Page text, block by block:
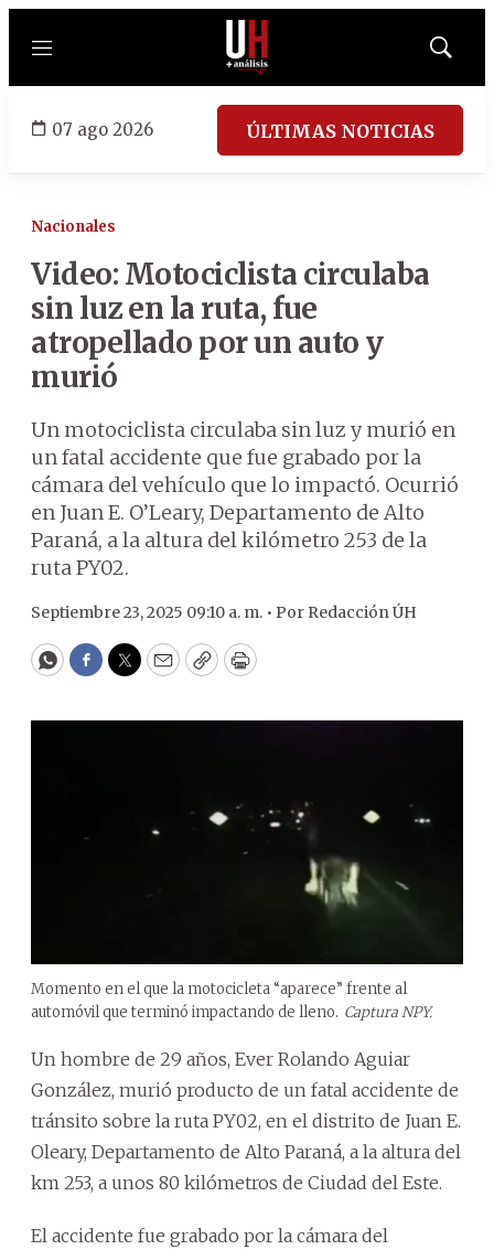
Menú
Mostrar
07 ago 2026 ÚLTIMAS NOTICIAS
Nacionales
Video: Motociclista circulaba
sin luz en la ruta, fue
atropellado por un auto y
murió
Un motociclista circulaba sin luz y murió en
un fatal accidente que fue grabado por la
cámara del vehículo que lo impactó. Ocurrió
en Juan E. O’Leary, Departamento de Alto
Paraná, a la altura del kilómetro 253 de la
ruta PY02.
Septiembre 23, 2025 09:10 a. m. • Por Redacción ÚH
WhatsApp
Facebook
Twitter
EmailCopyPrint
Momento en el que la motocicleta “aparece” frente al
automóvil que terminó impactando de lleno. Captura NPY.
Un hombre de 29 años, Ever Rolando Aguiar
González, murió producto de un fatal accidente de
tránsito sobre la ruta PY02, en el distrito de Juan E.
Oleary, Departamento de Alto Paraná, a la altura del
km 253, a unos 80 kilómetros de Ciudad del Este.
El accidente fue grabado por la cámara del